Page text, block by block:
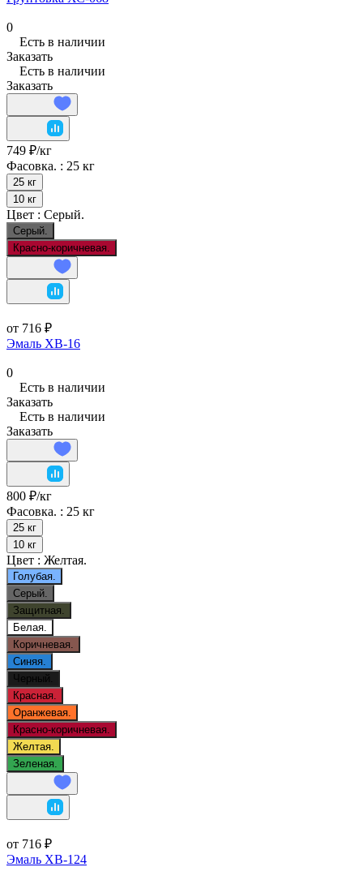
0
Есть в наличии
Заказать
Есть в наличии
Заказать
749 ₽/кг
Фасовка. : 25 кг
25 кг
10 кг
Цвет : Серый.
Серый.
Красно-коричневая.
от 716 ₽
Эмаль ХВ-16
0
Есть в наличии
Заказать
Есть в наличии
Заказать
800 ₽/кг
Фасовка. : 25 кг
25 кг
10 кг
Цвет : Желтая.
Голубая.
Серый.
Защитная.
Белая.
Коричневая.
Синяя.
Черный.
Красная.
Оранжевая.
Красно-коричневая.
Желтая.
Зеленая.
от 716 ₽
Эмаль ХВ-124